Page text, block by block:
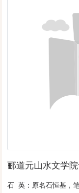
的，几经提笔……又几
春三月，随团到武清
而到了南湖时，乌云
上，波光粼粼，水天
意，风力少说也有个
景、笑谈。与寒意相
情。岸边一处，人们
着身上的寒意，还时
巴扎嗨！那是久萍人
会儿之后，转身倚在
去，出来时……用绳子
郦道元山水文学
石 英：原名石恒基，